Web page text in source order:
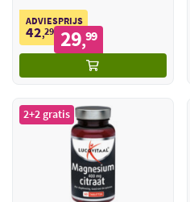
ADVIESPRIJS
42,29 29,99
2+2 gratis